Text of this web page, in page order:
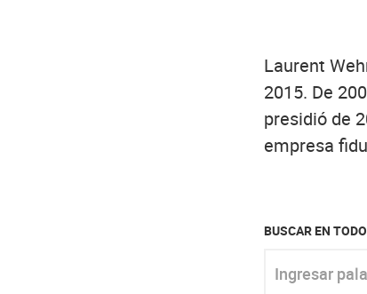
Laurent
2015. De
presidió de
empresa
BUSCAR EN